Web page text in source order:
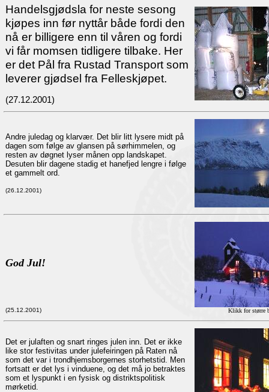
Handelsgjødsla for neste sesong
kjøpes inn før nyttår både fordi den
nå er billigere enn til våren og fordi
vi får momsen tidligere tilbake. Her
er det Pål fra Rustad Transport som
leverer gjødsel fra Felleskjøpet.
(27.12.2001)
Andre juledag og klarvær. Det blir litt lysere midt på
dagen som følge av glansen på sørhimmelen, og
resten av døgnet lyser månen opp landskapet.
Desuten blir dagene stadig et hanefjed lengre i følge
et gammelt ord.
(26.12.2001)
God Jul!
Klikk for større
(25.12.2001)
Det er julaften og snart ringes julen inn. Det er ikke
like stor festivitas under julefeiringen på Raten nå
som det var i trondhjemsborgernes storhetstid. Men
fortsatt er det lys i vinduene, og det må jo betraktes
som et lyspunkt i en fysisk og distriktspolitisk
mørketid.